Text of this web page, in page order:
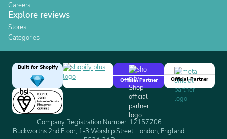
Careers
Explore reviews
Stores
Categories
Built for Shopify
Official Partner
Official Partner
Company Registration Number: 12157706
Buckworths 2nd Floor, 1-3 Worship Street, London, England,